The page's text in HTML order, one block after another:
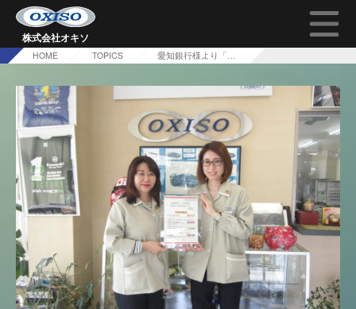
株式会社オキソ
TOP
オキソの技術について
会社概要
採用情報
問い合わせ
HOME TOPICS 愛知銀行様より「SDGs宣言」の盾を授与されました